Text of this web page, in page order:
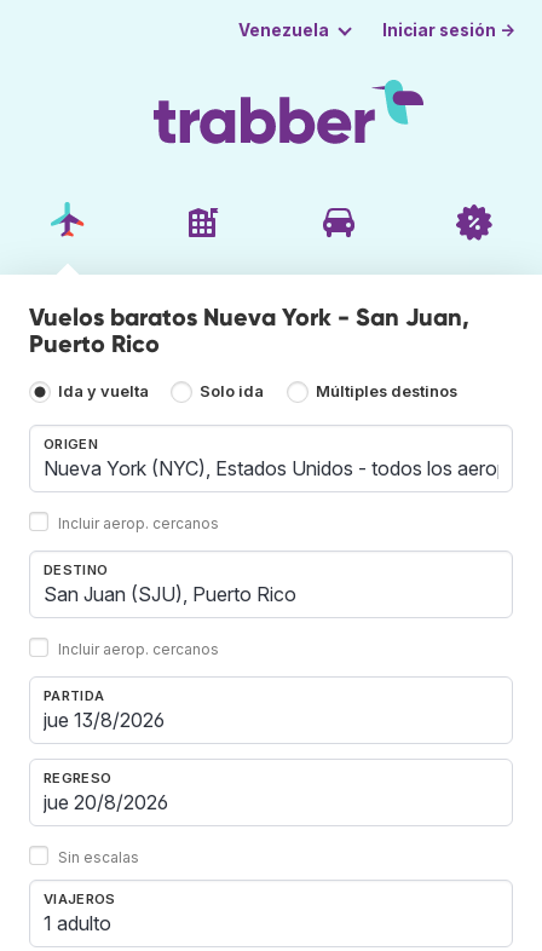
Venezuela Iniciar sesión →
Vuelos baratos Nueva York - San Juan,
Puerto Rico
Ida y vuelta Solo ida Múltiples destinos
ORIGEN
Incluir aerop. cercanos
DESTINO
Incluir aerop. cercanos
PARTIDA
REGRESO
Sin escalas
VIAJEROS
1 adulto